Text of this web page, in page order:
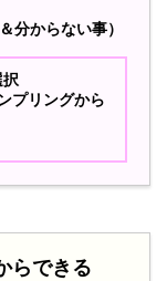
分からない事）
リングから
らできる